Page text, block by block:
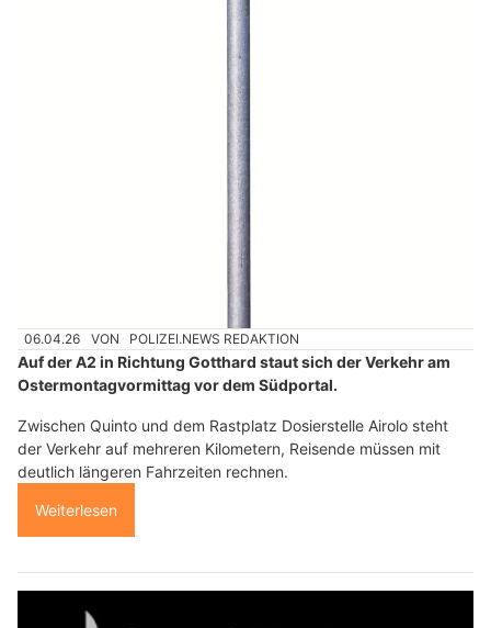
06.04.26 VON POLIZEI.NEWS REDAKTION
Auf der A2 in Richtung Gotthard staut sich der Verkehr am
Ostermontagvormittag vor dem Südportal.
Zwischen Quinto und dem Rastplatz Dosierstelle Airolo steht
der Verkehr auf mehreren Kilometern, Reisende müssen mit
deutlich längeren Fahrzeiten rechnen.
Weiterlesen